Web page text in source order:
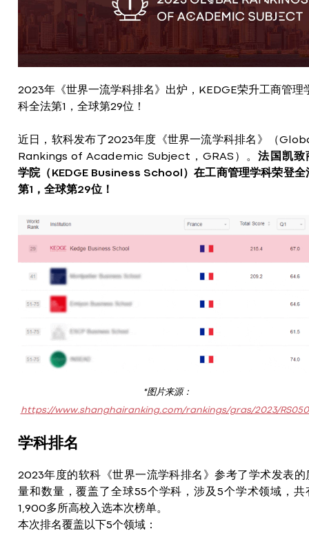
2023年《世界一流学科排名》出炉，KEDGE荣升工商管理
科全法第1，全球第29位！
近日，软科发布了2023年度《世界一流学科排名》（
Rankings of Academic Subject，GRAS）。法国凯致
学院（KEDGE Business School）在工商管理学科荣登全
第1，全球第29位！
*图片来源：
https://www.shanghairanking.com/rankings/gras/2023/
学科排名
2023年度的软科《世界一流学科排名》参考了学术发表的
量和数量，覆盖了全球55个学科，涉及5个学术领域，共
1,900多所高校入选本次榜单。
本次排名覆盖以下5个领域：